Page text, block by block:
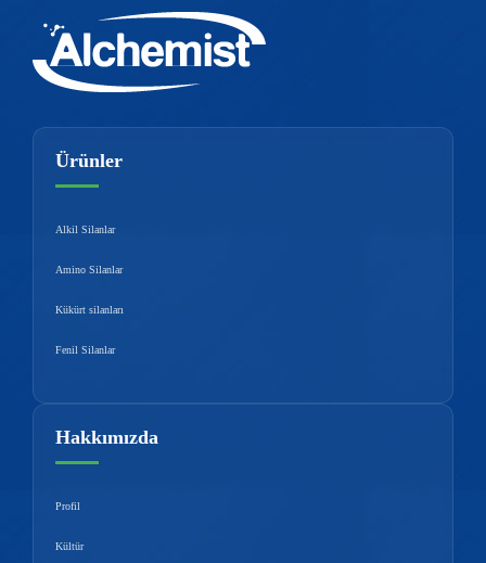
Ürünler
Alkil Silanlar
Amino Silanlar
Kükürt silanları
Fenil Silanlar
Hakkımızda
Profil
Kültür